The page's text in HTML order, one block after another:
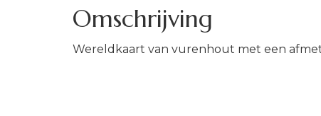
Omschrijving
Wereldkaart van vurenhout met een